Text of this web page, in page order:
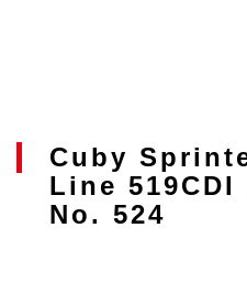
Cuby
Line 519CDI
No. 524